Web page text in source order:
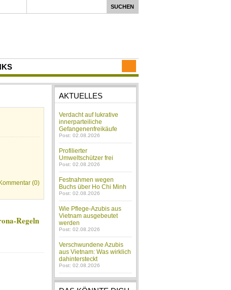
Kommentar (0)
Regeln
AKTUELLES
Verdacht auf lukrative
innerparteiliche
Gefangenenfreikäufe
Post: 02.08.2026
Profilierter
Umweltschützer frei
Post: 02.08.2026
Festnahmen wegen
Buchs über Ho Chi Minh
Post: 02.08.2026
Wie Pflege-Azubis aus
Vietnam ausgebeutet
werden
Post: 02.08.2026
Verschwundene Azubis
aus Vietnam: Was wirklich
dahintersteckt
Post: 02.08.2026